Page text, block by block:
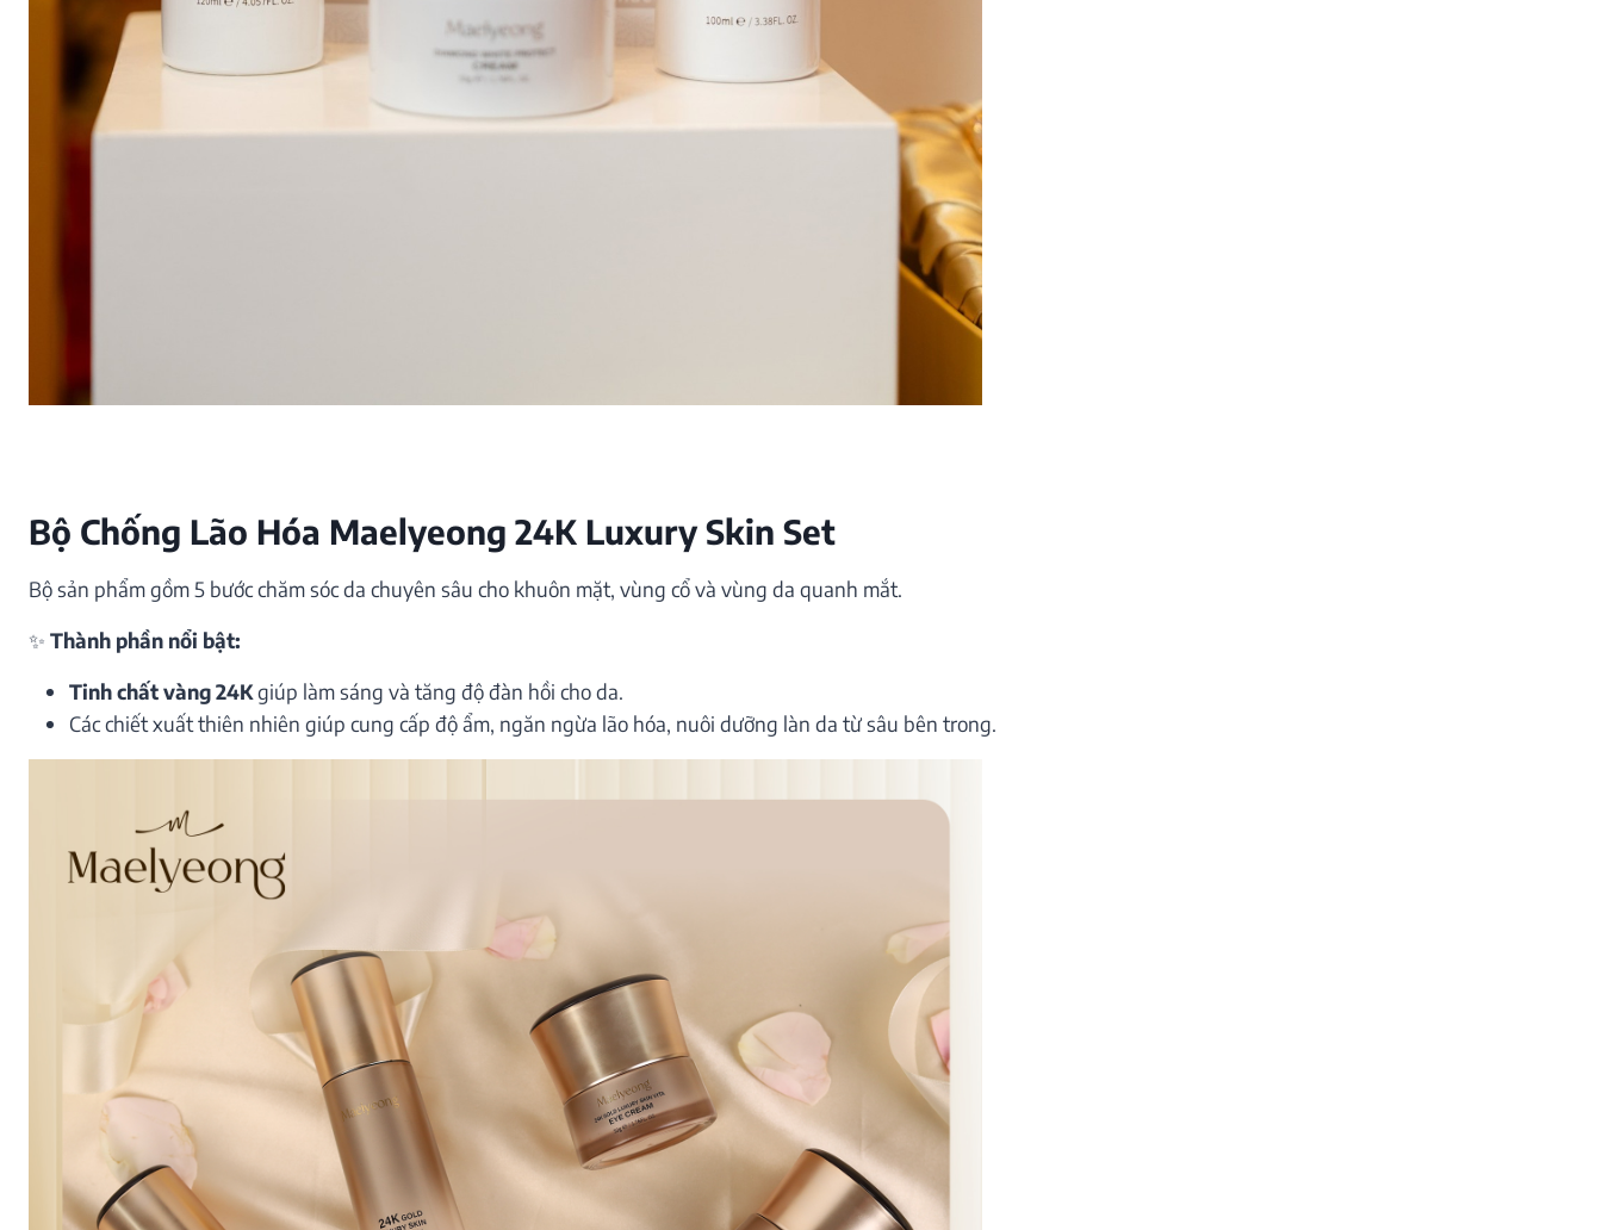
Bộ Chống Lão Hóa Maelyeong 24K Luxury Skin Set
Bộ sản phẩm gồm 5 bước chăm sóc da chuyên sâu cho khuôn mặt, vùng cổ và vùng da quanh mắt.
✨ Thành phần nổi bật:
Tinh chất vàng 24Kgiúp làm sáng và tăng độ đàn hồi cho da.
Các chiết xuất thiên nhiên giúp cung cấp độ ẩm, ngăn ngừa lão hóa, nuôi dưỡng làn da từ sâu bên trong.